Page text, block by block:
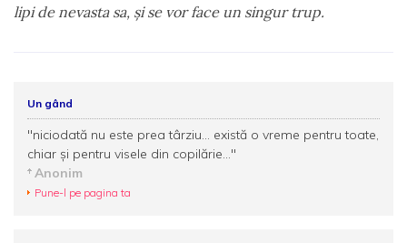
lipi de nevasta sa, şi se vor face un singur trup.
Un gând
"niciodată nu este prea târziu... există o vreme pentru toate,
chiar şi pentru visele din copilărie..."
Anonim
Pune-l pe pagina ta